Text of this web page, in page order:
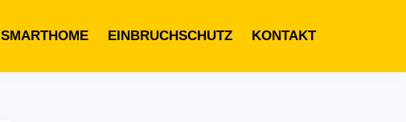
SMARTHOME EINBRUCHSCHUTZ KONTAKT